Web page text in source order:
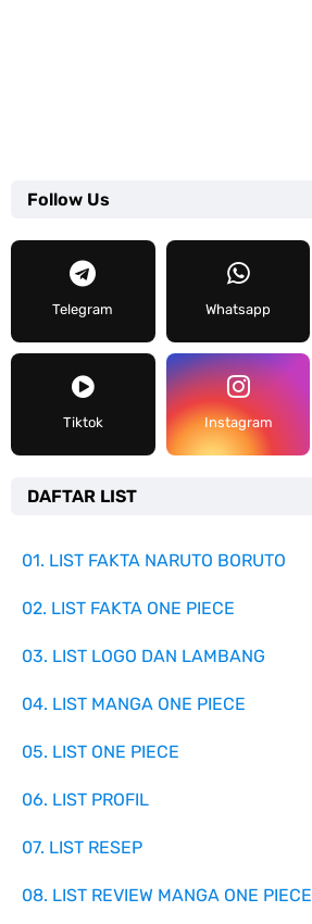
Follow Us
Telegram Whatsapp
Tiktok Instagram
DAFTAR LIST
01. LIST FAKTA NARUTO BORUTO
02. LIST FAKTA ONE PIECE
03. LIST LOGO DAN LAMBANG
04. LIST MANGA ONE PIECE
05. LIST ONE PIECE
06. LIST PROFIL
07. LIST RESEP
08. LIST REVIEW MANGA ONE PIECE